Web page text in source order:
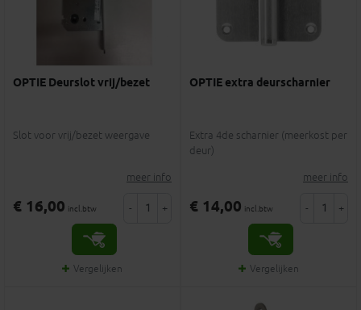
OPTIE Deurslot vrij/bezet
Slot voor vrij/bezet weergave
meer info
€ 16,00 incl.btw - +
Vergelijken
OPTIE extra deurscharnier
Extra 4de scharnier (meerkost per
deur)
meer info
€ 14,00 incl.btw - +
Vergelijken